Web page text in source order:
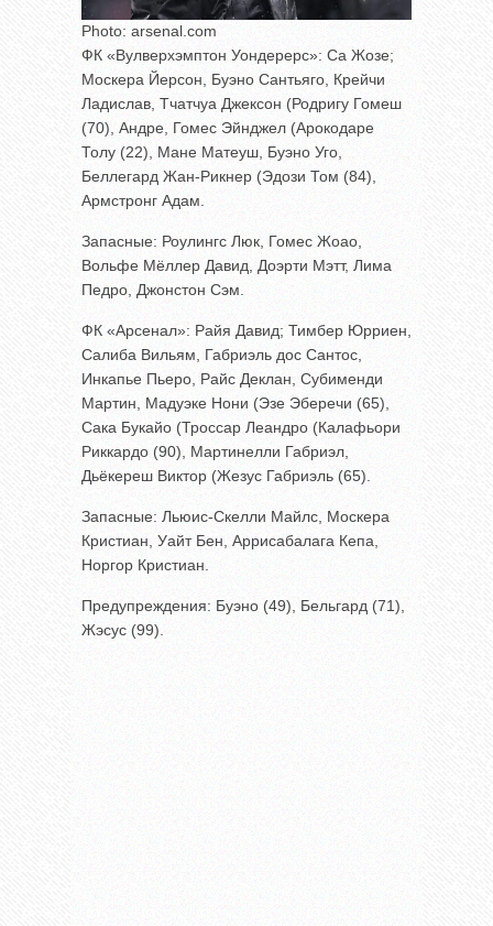
Photo: arsenal.com
ФК «Вулверхэмптон Уондерерс»: Са Жозе;
Москера Йерсон, Буэно Сантьяго, Крейчи
Ладислав, Тчатчуа Джексон (Родригу Гомеш
(70), Андре, Гомес Эйнджел (Арокодаре
Толу (22), Мане Матеуш, Буэно Уго,
Беллегард Жан-Рикнер (Эдози Том (84),
Армстронг Адам.
Запасные: Роулингс Люк, Гомес Жоао,
Вольфе Мёллер Давид, Доэрти Мэтт, Лима
Педро, Джонстон Сэм.
ФК «Арсенал»: Райя Давид; Тимбер Юрриен,
Салиба Вильям, Габриэль дос Сантос,
Инкапье Пьеро, Райс Деклан, Субименди
Мартин, Мадуэке Нони (Эзе Эберечи (65),
Сака Букайо (Троссар Леандро (Калафьори
Риккардо (90), Мартинелли Габриэл,
Дьёкереш Виктор (Жезус Габриэль (65).
Запасные: Льюис-Скелли Майлс, Москера
Кристиан, Уайт Бен, Аррисабалага Кепа,
Норгор Кристиан.
Предупреждения: Буэно (49), Бельгард (71),
Жэсус (99).